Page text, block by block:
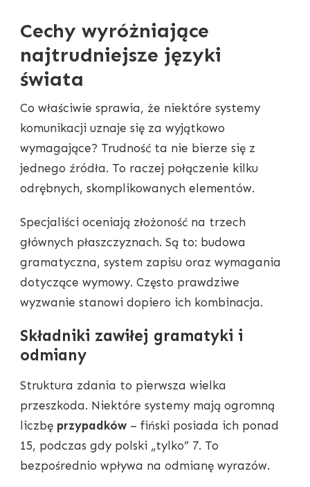
Cechy wyróżniające
najtrudniejsze języki
świata
Co właściwie sprawia, że niektóre systemy
komunikacji uznaje się za wyjątkowo
wymagające? Trudność ta nie bierze się z
jednego źródła. To raczej połączenie kilku
odrębnych, skomplikowanych elementów.
Specjaliści oceniają złożoność na trzech
głównych płaszczyznach. Są to: budowa
gramatyczna, system zapisu oraz wymagania
dotyczące wymowy. Często prawdziwe
wyzwanie stanowi dopiero ich kombinacja.
Składniki zawiłej gramatyki i
odmiany
Struktura zdania to pierwsza wielka
przeszkoda. Niektóre systemy mają ogromną
liczbę przypadków – fiński posiada ich ponad
15, podczas gdy polski „tylko” 7. To
bezpośrednio wpływa na odmianę wyrazów.